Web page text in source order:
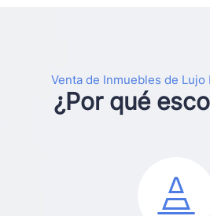
Venta de Inmuebles de Lujo
¿Por qué
